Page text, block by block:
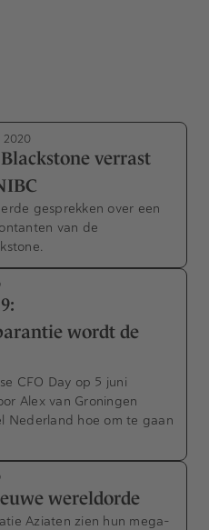
2020
verrast
gesprekken over een
van de
wordt de
CFO Day op 5 juni
Alex van Groningen
Nederland hoe om te gaan
wereldorde
Aziaten zien hun mega-